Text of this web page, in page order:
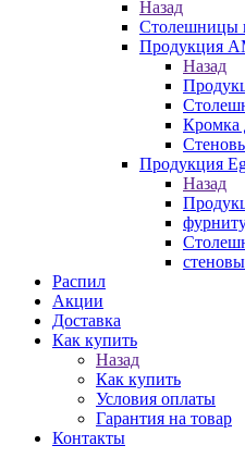
Назад
Столешницы
Продукция
Назад
Кромка
Продукция
Назад
Распил
Акции
Доставка
Как купить
Назад
Как купить
Условия оплаты
Гарантия на товар
Контакты